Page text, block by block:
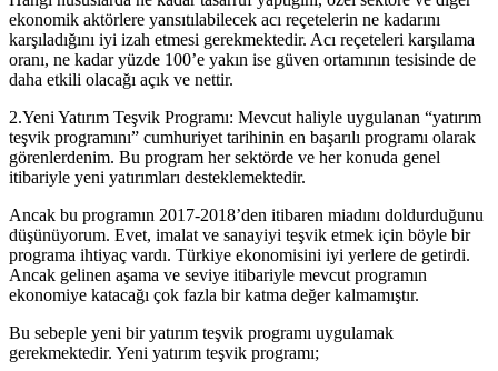
ekonomik aktörlere yansıtılabilecek acı reçetelerin ne kadarını
karşıladığını iyi izah etmesi gerekmektedir. Acı reçeteleri karşılama
oranı, ne kadar yüzde 100’e yakın ise güven ortamının tesisinde de
daha etkili olacağı açık ve nettir.
2.Yeni Yatırım Teşvik Programı: Mevcut haliyle uygulanan “yatırım
teşvik programını” cumhuriyet tarihinin en başarılı programı olarak
görenlerdenim. Bu program her sektörde ve her konuda genel
itibariyle yeni yatırımları desteklemektedir.
Ancak bu programın 2017-2018’den itibaren miadını doldurduğunu
düşünüyorum. Evet, imalat ve sanayiyi teşvik etmek için böyle bir
programa ihtiyaç vardı. Türkiye ekonomisini iyi yerlere de getirdi.
Ancak gelinen aşama ve seviye itibariyle mevcut programın
ekonomiye katacağı çok fazla bir katma değer kalmamıştır.
Bu sebeple yeni bir yatırım teşvik programı uygulamak
gerekmektedir. Yeni yatırım teşvik programı;